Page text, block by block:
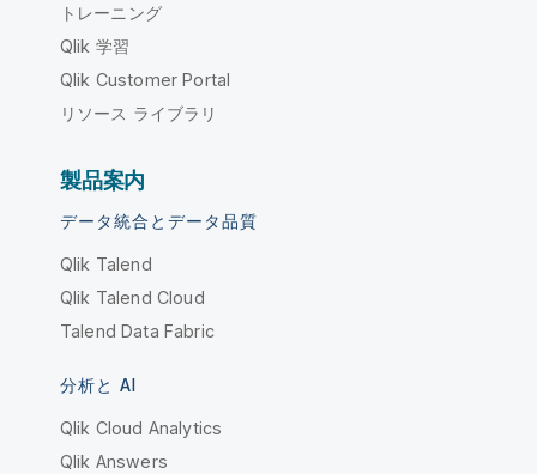
トレーニング
Qlik 学習
Qlik Customer Portal
リソース ライブラリ
製品案内
データ統合とデータ品質
Qlik Talend
Qlik Talend Cloud
Talend Data Fabric
分析と AI
Qlik Cloud Analytics
Qlik Answers